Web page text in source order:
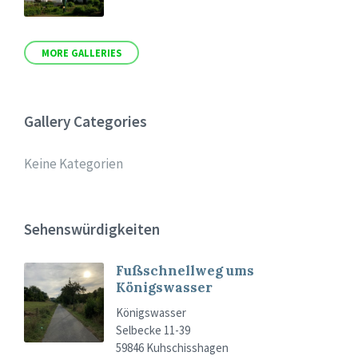
MORE GALLERIES
Gallery Categories
Keine Kategorien
Sehenswürdigkeiten
Fußschnellweg ums
Königswasser
Königswasser
Selbecke 11-39
59846 Kuhschisshagen